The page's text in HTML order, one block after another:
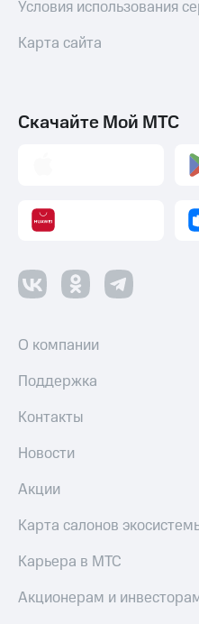
Условия использования
Карта сайта
Скачайте Мой МТС
О компании
Поддержка
Контакты
Новости
Акции
Карта салонов
Карьера в МТС
Акционерам и